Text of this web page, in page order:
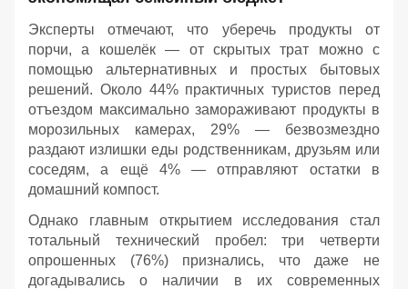
Эксперты отмечают, что уберечь продукты от
порчи, а кошелёк — от скрытых трат можно с
помощью альтернативных и простых бытовых
решений. Около 44% практичных туристов перед
отъездом максимально замораживают продукты в
морозильных камерах, 29% — безвозмездно
раздают излишки еды родственникам, друзьям или
соседям, а ещё 4% — отправляют остатки в
домашний компост.
Однако главным открытием исследования стал
тотальный технический пробел: три четверти
опрошенных (76%) признались, что даже не
догадывались о наличии в их современных